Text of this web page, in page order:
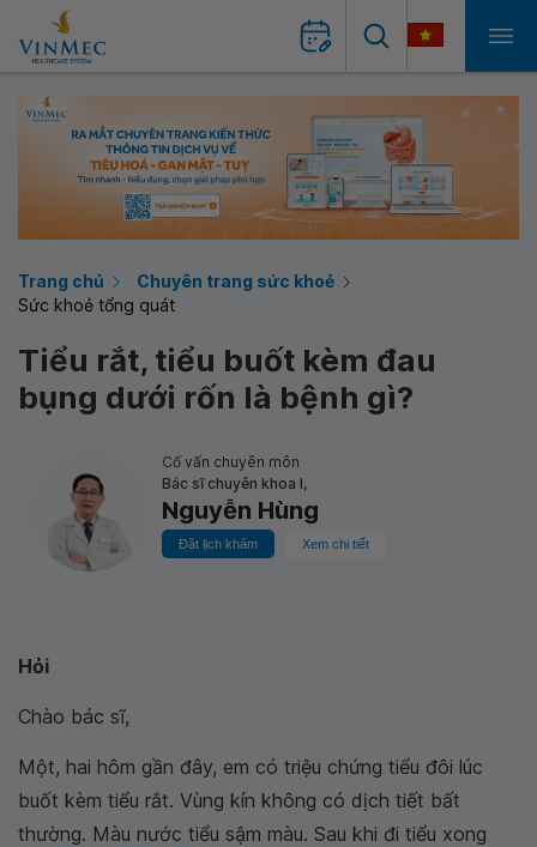
Trang chủ
Chuyên trang sức khoẻ
Sức khoẻ tổng quát
Tiểu rắt, tiểu buốt kèm đau
bụng dưới rốn là bệnh gì?
Cố vấn chuyên môn
Bác sĩ chuyên khoa I,
Nguyễn Hùng
Đặt lịch khám Xem chi tiết
Hỏi
Chào bác sĩ,
Một, hai hôm gần đây, em có triệu chứng tiểu đôi lúc
buốt kèm tiểu rắt. Vùng kín không có dịch tiết bất
thường. Màu nước tiểu sậm màu. Sau khi đi tiểu xong